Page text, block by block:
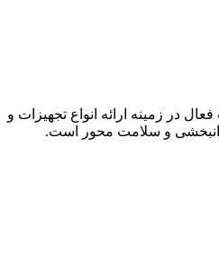
در زمینه ارائه انواع تجهیزات و
و سلامت محور است.